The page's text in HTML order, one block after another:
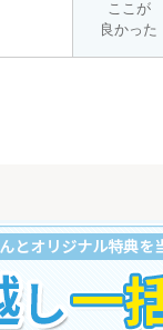
ここが
良かった